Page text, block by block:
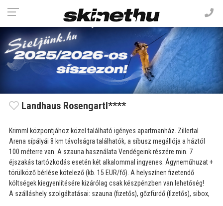
Landhaus Rosengartl****
Krimml központjához közel található igényes apartmanház. Zillertal
Arena sípályái 8 km távolságra találhatók, a síbusz megállója a háztól
100 méterre van. A szauna használata Vendégeink részére min. 7
éjszakás tartózkodás esetén két alkalommal ingyenes. Ágyneműhuzat +
törülköző bérlése kötelező (kb. 15 EUR/fő). A helyszínen fizetendő
költségek kiegyenlítésére kizárólag csak készpénzben van lehetőség!
A szálláshely szolgáltatásai: szauna (fizetős), gőzfürdő (fizetős), sibox,